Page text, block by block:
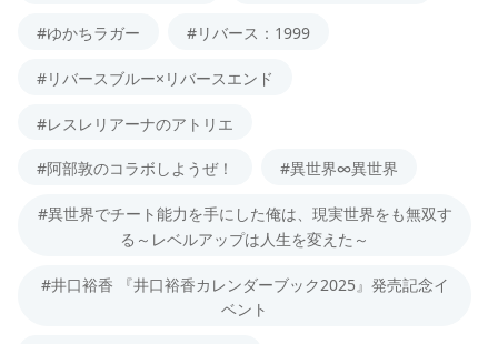
#ゆかちラガー #リバース：1999
#リバースブルー×リバースエンド
#レスレリアーナのアトリエ
#阿部敦のコラボしようぜ！ #異世界∞異世界
#異世界でチート能力を手にした俺は、現実世界をも無双す
る～レベルアップは人生を変えた～
#井口裕香 『井口裕香カレンダーブック2025』発売記念イ
ベント